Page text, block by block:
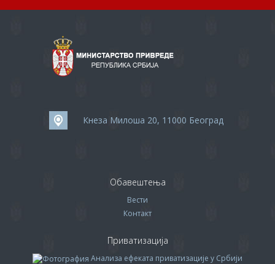
Кнеза Милоша 20, 11000 Београд
Обавештења
Вести
Контакт
Приватизација
Анализа ефеката приватизације у Србији